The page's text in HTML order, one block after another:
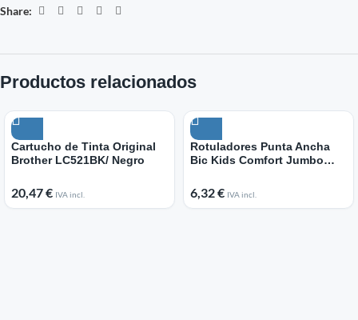
Share:
Productos relacionados
Cartucho de Tinta Original
Brother LC521BK/ Negro
20,47€ IVA incl.
Rotuladores Punta Ancha
Bic Kids Comfort Jumbo
Colores Surtidos
6,32€ IVA incl.